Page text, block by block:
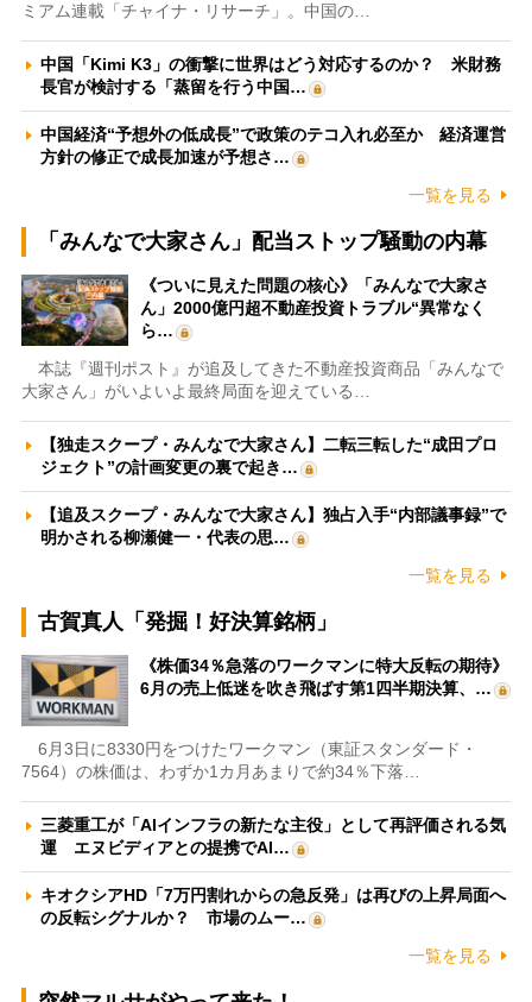
ミアム連載「チャイナ・リサーチ」。中国の…
中国「Kimi K3」の衝撃に世界はどう対応するのか？ 米財務
長官が検討する「蒸留を行う中国…
中国経済“予想外の低成長”で政策のテコ入れ必至か 経済運営
方針の修正で成長加速が予想さ…
一覧を見る
「みんなで大家さん」配当ストップ騒動の内幕
《ついに見えた問題の核心》「みんなで大家さ
ん」2000億円超不動産投資トラブル“異常なく
ら…
本誌『週刊ポスト』が追及してきた不動産投資商品「みんなで
大家さん」がいよいよ最終局面を迎えている…
【独走スクープ・みんなで大家さん】二転三転した“成田プロ
ジェクト”の計画変更の裏で起き…
【追及スクープ・みんなで大家さん】独占入手“内部議事録”で
明かされる柳瀬健一・代表の思…
一覧を見る
古賀真人「発掘！好決算銘柄」
《株価34％急落のワークマンに特大反転の期待》
6月の売上低迷を吹き飛ばす第1四半期決算、…
6月3日に8330円をつけたワークマン（東証スタンダード・
7564）の株価は、わずか1カ月あまりで約34％下落…
三菱重工が「AIインフラの新たな主役」として再評価される気
運 エヌビディアとの提携でAI…
キオクシアHD「7万円割れからの急反発」は再びの上昇局面へ
の反転シグナルか？ 市場のムー…
一覧を見る